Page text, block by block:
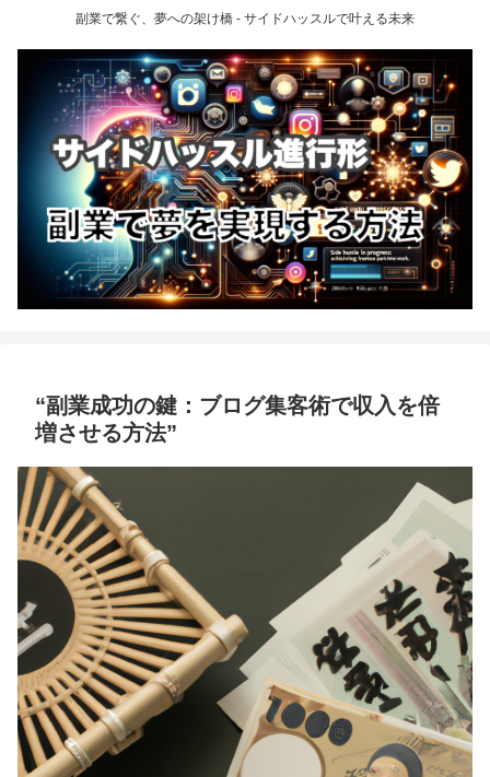
副業で繋ぐ、夢への架け橋 - サイドハッスルで叶える未来
“副業成功の鍵：ブログ集客術で収入を倍
増させる方法”